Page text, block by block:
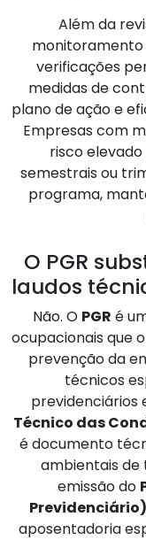
Além da
monitoramento
verificações
medidas de
plano de ação e
Empresas com
risco
semestrais ou
programa,
O PGR
laudos
Não. O PGR é
ocupacionais que
prevenção da
técnicos
previdenciários
Técnico das
é documento
ambientais de
emissão do
Previdenciário)
aposentadoria